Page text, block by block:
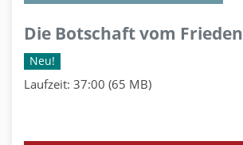
Die Botschaft vom Frieden
Neu!
Laufzeit: 37:00 (65 MB)